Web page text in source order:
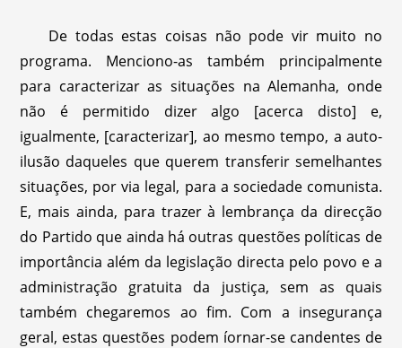
De todas estas coisas não pode vir muito no
programa. Menciono-as também principalmente
para caracterizar as situações na Alemanha, onde
não é permitido dizer algo [acerca disto] e,
igualmente, [caracterizar], ao mesmo tempo, a auto-
ilusão daqueles que querem transferir semelhantes
situações, por via legal, para a sociedade comunista.
E, mais ainda, para trazer à lembrança da direcção
do Partido que ainda há outras questões políticas de
importância além da legislação directa pelo povo e a
administração gratuita da justiça, sem as quais
também chegaremos ao fim. Com a insegurança
geral, estas questões podem íornar-se candentes de